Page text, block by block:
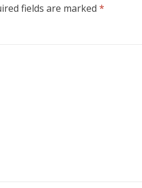
fields are marked *